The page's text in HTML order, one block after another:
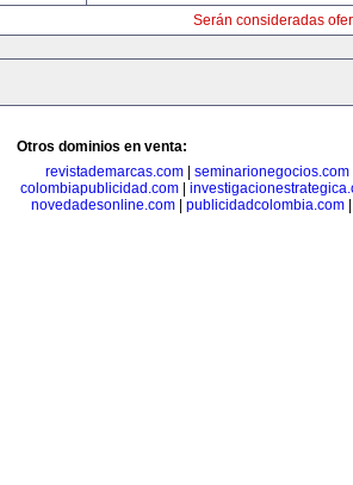
Serán consideradas
Otros dominios en venta:
revistademarcas.com
seminarionegocios.com
colombiapublicidad.com
novedadesonline.com
publicidadcolombia.com